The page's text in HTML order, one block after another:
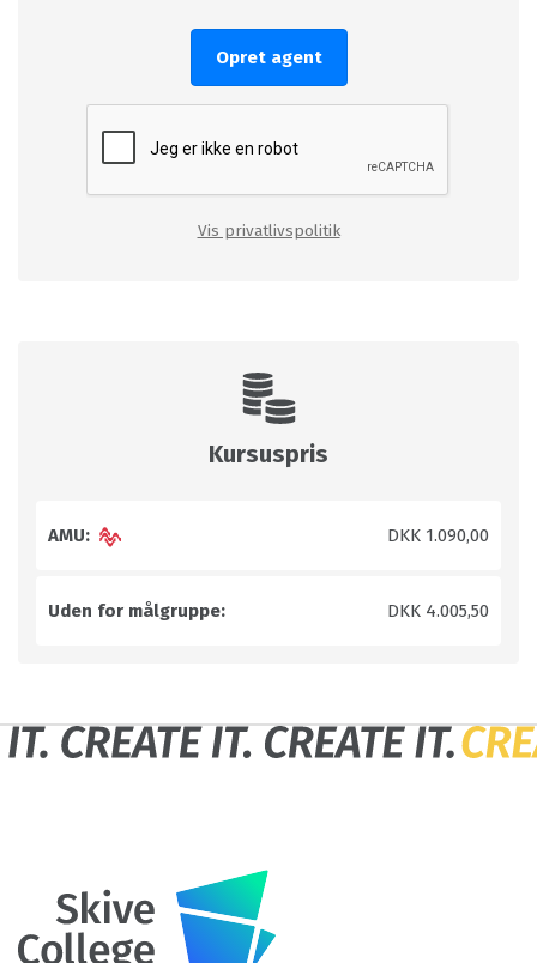
Opret agent
Vis privatlivspolitik
Kursuspris
AMU: DKK 1.090,00
Uden for målgruppe: DKK 4.005,50